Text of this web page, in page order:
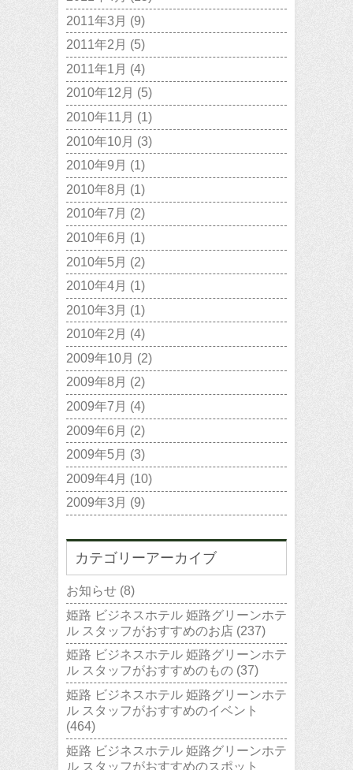
2011年3月 (9)
2011年2月 (5)
2011年1月 (4)
2010年12月 (5)
2010年11月 (1)
2010年10月 (3)
2010年9月 (1)
2010年8月 (1)
2010年7月 (2)
2010年6月 (1)
2010年5月 (2)
2010年4月 (1)
2010年3月 (1)
2010年2月 (4)
2009年10月 (2)
2009年8月 (2)
2009年7月 (4)
2009年6月 (2)
2009年5月 (3)
2009年4月 (10)
2009年3月 (9)
カテゴリーアーカイブ
お知らせ (8)
姫路 ビジネスホテル 姫路グリーンホテ
ル スタッフがおすすめのお店 (237)
姫路 ビジネスホテル 姫路グリーンホテ
ル スタッフがおすすめのもの (37)
姫路 ビジネスホテル 姫路グリーンホテ
ル スタッフがおすすめのイベント
(464)
姫路 ビジネスホテル 姫路グリーンホテ
ル スタッフがおすすめのスポット